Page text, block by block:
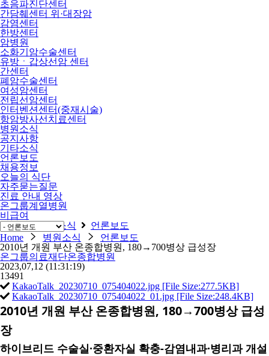
초음파진단센터
간담췌센터 위·대장암
감염센터
한방센터
암병원
소화기암수술센터
유방ㆍ갑상선암 센터
간센터
폐암수술센터
여성암센터
전립선암센터
인터벤션센터(중재시술)
항암방사선치료센터
병원소식
공지사항
기타소식
언론보도
채용정보
오늘의 식단
자주묻는질문
진료 안내 영상
온그룹계열병원
비급여
Home
병원소식
언론보도
Home
병원소식
언론보도
2010년 개원 부산 온종합병원, 180→700병상 급성장
온그룹의료재단온종합병원
2023,07,12 (11:31:19)
13491
KakaoTalk_20230710_075404022.jpg [File Size:277.5KB]
KakaoTalk_20230710_075404022_01.jpg [File Size:248.4KB]
2010년 개원 부산 온종합병원, 180→700병상 급성
장
하이브리드 수술실·중환자실 확충-감염내과·병리과 개설